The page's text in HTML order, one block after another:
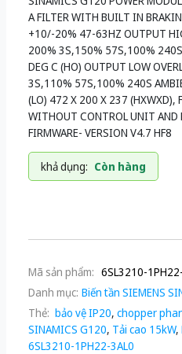
A FILTER WITH BUILT IN
+10/-20% 47-63HZ OUTPUT
200% 3S,150% 57S,100%
DEG C (HO) OUTPUT LOW
3S,110% 57S,100% 240S
(LO) 472 X 200 X 237 (HXWXD),
WITHOUT CONTROL UNIT AND
FIRMWARE- VERSION V4.7 HF8
khả dụng: Còn hàng
Mã sản phẩm: 6SL3210-
Danh mục: Biến tần SIEMENS
Thẻ: bảo vệ IP20, chopper
SINAMICS G120, Tải cao 15kW,
6SL3210-1PH22-3AL0